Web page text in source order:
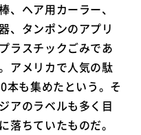
、ヘア用カーラー、
、タンポンのアプリ
ラスチックごみであ
アメリカで人気の駄
本も集めたという。そ
アのラベルも多く目
落ちていたものだ。